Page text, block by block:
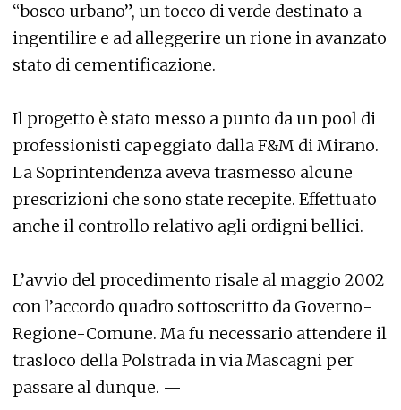
“bosco urbano”, un tocco di verde destinato a
ingentilire e ad alleggerire un rione in avanzato
stato di cementificazione.
Il progetto è stato messo a punto da un pool di
professionisti capeggiato dalla F&M di Mirano.
La Soprintendenza aveva trasmesso alcune
prescrizioni che sono state recepite. Effettuato
anche il controllo relativo agli ordigni bellici.
L’avvio del procedimento risale al maggio 2002
con l’accordo quadro sottoscritto da Governo-
Regione-Comune. Ma fu necessario attendere il
trasloco della Polstrada in via Mascagni per
passare al dunque. —